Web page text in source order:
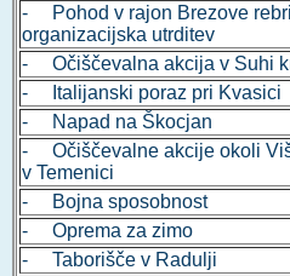
- Pohod v rajon Brezove
organizacijska utrditev
- Očiščevalna akcija v Suhi
- Italijanski poraz pri Kvasici
- Napad na Škocjan
- Očiščevalne akcije okoli
v Temenici
- Bojna sposobnost
- Oprema za zimo
- Taborišče v Radulji